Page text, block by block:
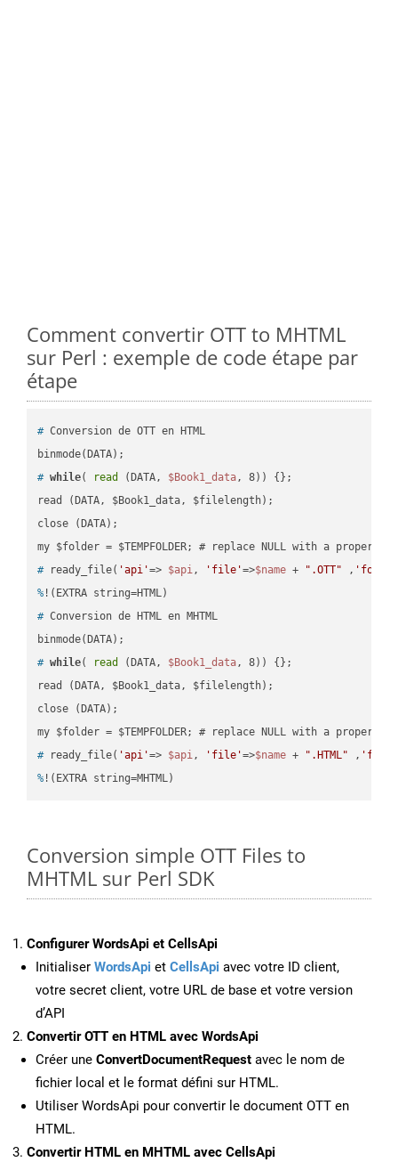
Comment convertir OTT to MHTML
sur Perl : exemple de code étape par
étape
# Conversion de OTT en HTML
# while( read (DATA, $Book1_data, 8)) {};
read (DATA, $Book1_data, $filelength);
close (DATA);
# ready_file( 'api'=> $api, 'file'=>$name + ".OTT" ,
% !(EXTRA string=HTML)
# Conversion de HTML en MHTML
# while( read (DATA, $Book1_data, 8)) {};
read (DATA, $Book1_data, $filelength);
close (DATA);
# ready_file( 'api'=> $api, 'file'=>$name + ".HTML" ,
% !(EXTRA string=MHTML)
Conversion simple OTT Files to
MHTML sur Perl SDK
Configurer WordsApi et CellsApi
Initialiser WordsApi et CellsApi avec votre ID client,
votre secret client, votre URL de base et votre version
d’API
Convertir OTT en HTML avec WordsApi
Créer une ConvertDocumentRequest avec le nom de
fichier local et le format défini sur HTML.
Utiliser WordsApi pour convertir le document OTT en
HTML.
Convertir HTML en MHTML avec CellsApi